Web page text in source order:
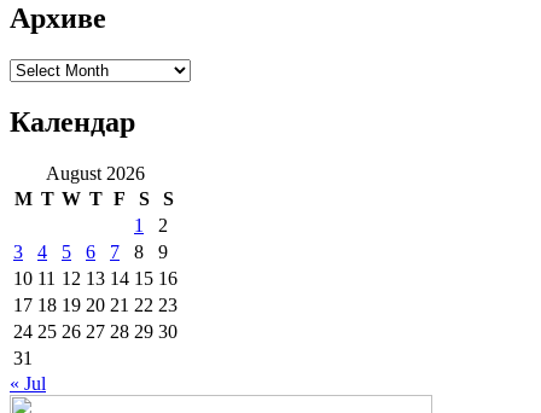
Архиве
Архиве
Календар
August 2026
M T W T F S
S
1
2
3
4 5 6 7 8
9
10 11 12 13 14 15 16
17 18 19 20 21 22 23
24 25 26 27 28 29 30
31
« Jul